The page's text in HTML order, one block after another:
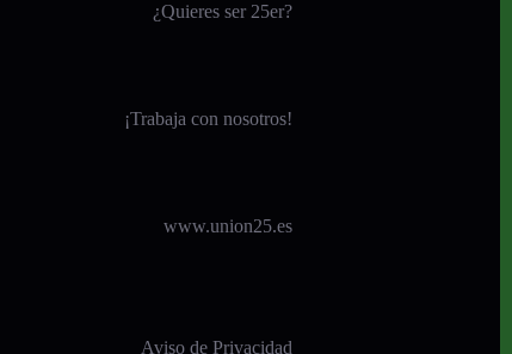
¿Quieres ser 25er?
¡Trabaja con nosotros!
www.union25.es
Aviso de Privacidad